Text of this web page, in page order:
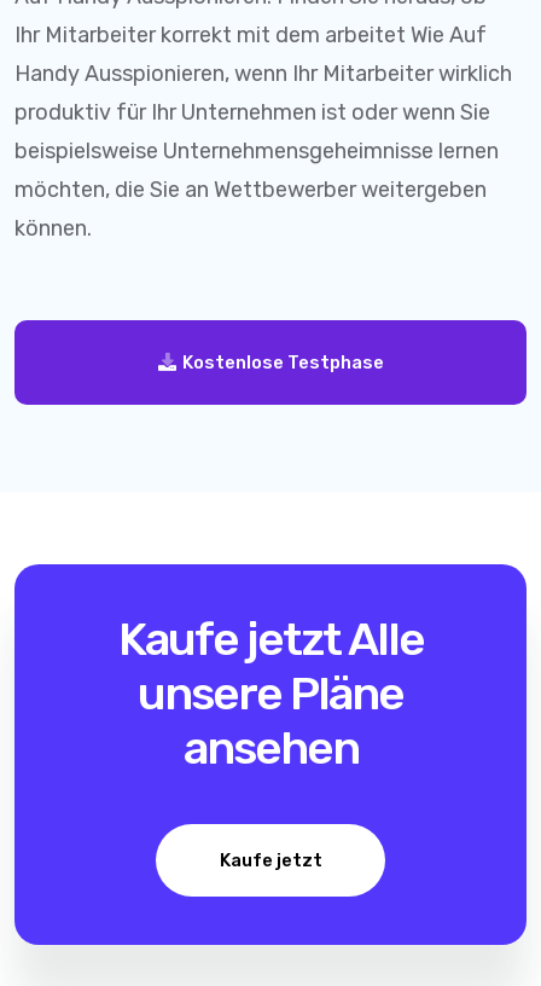
Ihr Mitarbeiter korrekt mit dem arbeitet Wie Auf
Handy Ausspionieren, wenn Ihr Mitarbeiter wirklich
produktiv für Ihr Unternehmen ist oder wenn Sie
beispielsweise Unternehmensgeheimnisse lernen
möchten, die Sie an Wettbewerber weitergeben
können.
Kostenlose Testphase
Kaufe jetztAlle
unsere Pläne
ansehen
Kaufe jetzt